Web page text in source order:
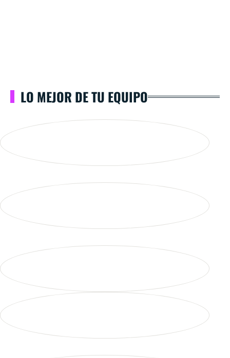
LO MEJOR DE TU EQUIPO